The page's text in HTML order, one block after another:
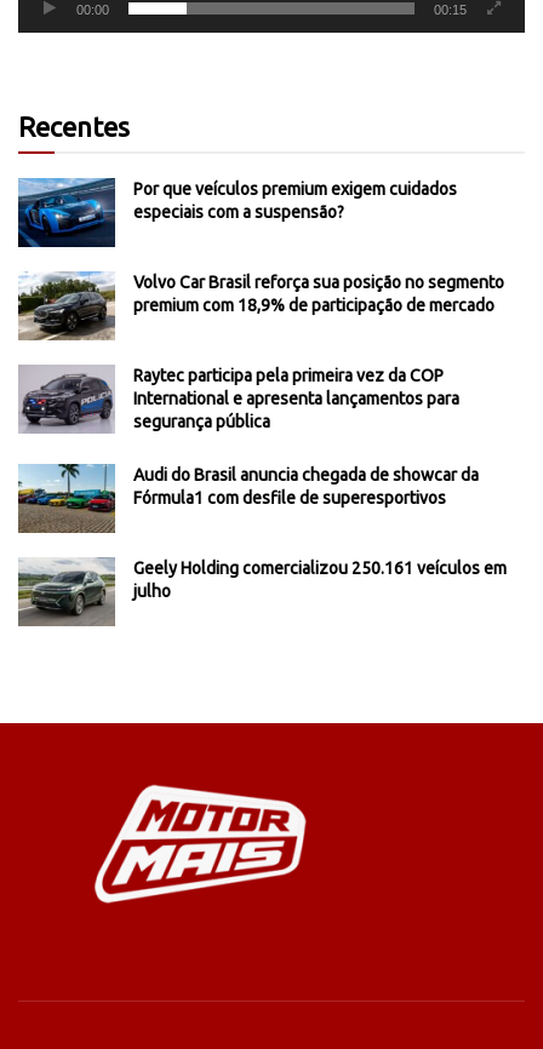
00:00 00:15
Recentes
Por que veículos premium exigem cuidados
especiais com a suspensão?
Volvo Car Brasil reforça sua posição no segmento
premium com 18,9% de participação de mercado
Raytec participa pela primeira vez da COP
International e apresenta lançamentos para
segurança pública
Audi do Brasil anuncia chegada de showcar da
Fórmula1 com desfile de superesportivos
Geely Holding comercializou 250.161 veículos em
julho